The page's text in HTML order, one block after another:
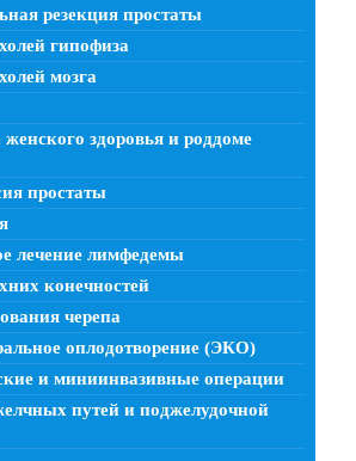
резекция простаты
гипофиза
мозга
здоровья и роддоме
простаты
лечение лимфедемы
конечностей
черепа
оплодотворение (ЭКО)
и миниинвазивные операции
путей и поджелудочной